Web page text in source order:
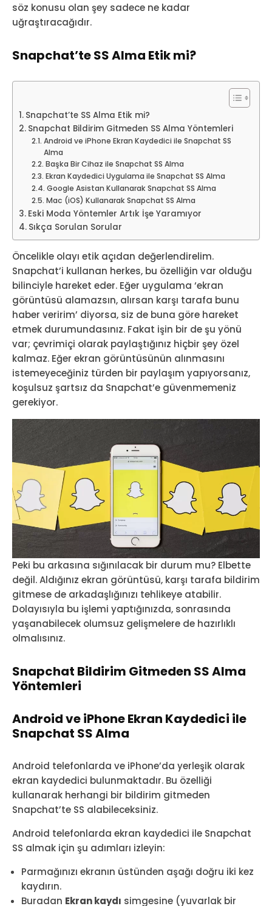
söz konusu olan şey sadece ne kadar
uğraştıracağıdır.
Snapchat’te SS Alma Etik mi?
Snapchat’te SS Alma Etik mi?
Snapchat Bildirim Gitmeden SS Alma Yöntemleri
Android ve iPhone Ekran Kaydedici ile Snapchat SS
Alma
Başka Bir Cihaz ile Snapchat SS Alma
Ekran Kaydedici Uygulama ile Snapchat SS Alma
Google Asistan Kullanarak Snapchat SS Alma
Mac (iOS) Kullanarak Snapchat SS Alma
Eski Moda Yöntemler Artık İşe Yaramıyor
Sıkça Sorulan Sorular
Öncelikle olayı etik açıdan değerlendirelim.
Snapchat’i kullanan herkes, bu özelliğin var olduğu
bilinciyle hareket eder. Eğer uygulama ‘ekran
görüntüsü alamazsın, alırsan karşı tarafa bunu
haber veririm’ diyorsa, siz de buna göre hareket
etmek durumundasınız. Fakat işin bir de şu yönü
var; çevrimiçi olarak paylaştığınız hiçbir şey özel
kalmaz. Eğer ekran görüntüsünün alınmasını
istemeyeceğiniz türden bir paylaşım yapıyorsanız,
koşulsuz şartsız da Snapchat’e güvenmemeniz
gerekiyor.
Peki bu arkasına sığınılacak bir durum mu? Elbette
değil. Aldığınız ekran görüntüsü, karşı tarafa bildirim
gitmese de arkadaşlığınızı tehlikeye atabilir.
Dolayısıyla bu işlemi yaptığınızda, sonrasında
yaşanabilecek olumsuz gelişmelere de hazırlıklı
olmalısınız.
Snapchat Bildirim Gitmeden SS Alma
Yöntemleri
Android ve iPhone Ekran Kaydedici ile
Snapchat SS Alma
Android telefonlarda ve iPhone’da yerleşik olarak
ekran kaydedici bulunmaktadır. Bu özelliği
kullanarak herhangi bir bildirim gitmeden
Snapchat’te SS alabileceksiniz.
Android telefonlarda ekran kaydedici ile Snapchat
SS almak için şu adımları izleyin:
Parmağınızı ekranın üstünden aşağı doğru iki kez
kaydırın.
Buradan Ekran kaydı simgesine (yuvarlak bir